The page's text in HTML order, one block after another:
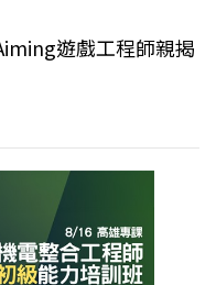
遊戲工程師親揭